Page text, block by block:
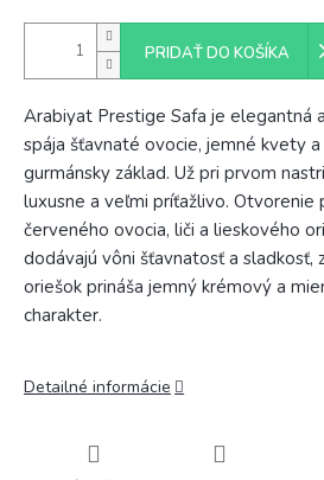
PRIDAŤ DO KOŠÍKA
Arabiyat Prestige Safa je elegantná
spája šťavnaté ovocie, jemné kvety
gurmánsky základ. Už pri prvom
luxusne a veľmi príťažlivo. Otvorenie
červeného ovocia, liči a lieskového
dodávajú vôni šťavnatosť a sladkosť,
oriešok prináša jemný krémový a
charakter.
Detailné informácie